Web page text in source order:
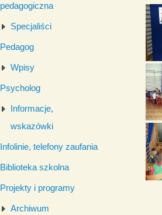
pedagogiczna
Specjaliści
Pedagog
Wpisy
Psycholog
Informacje,
wskazówki
Infolinie, telefony zaufania
Biblioteka szkolna
Projekty i programy
Archiwum